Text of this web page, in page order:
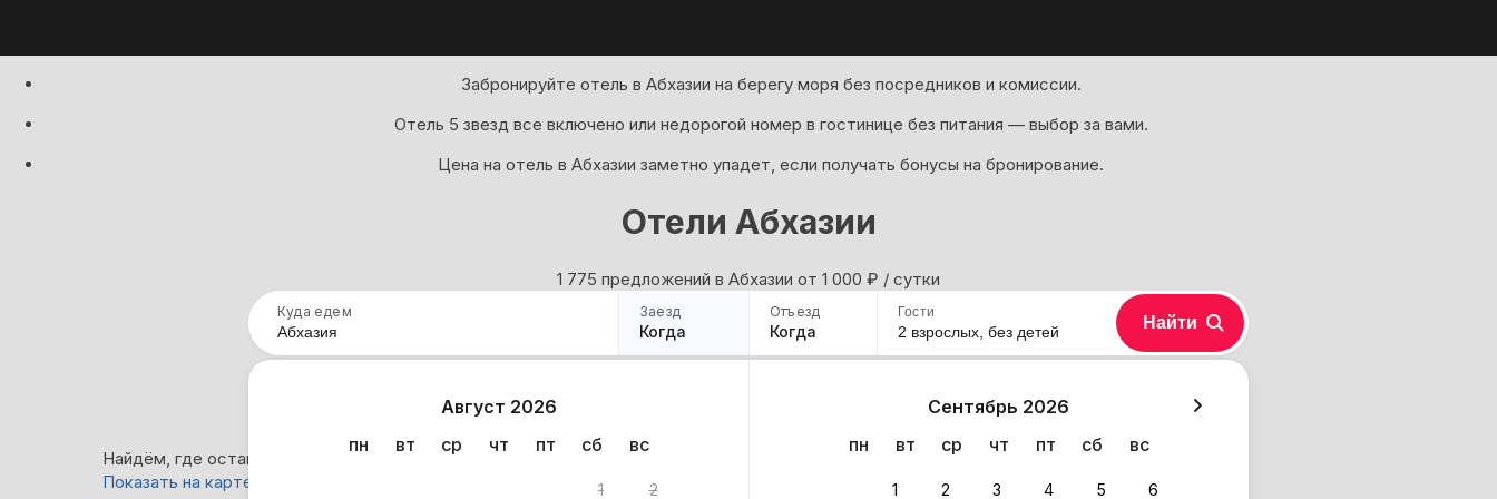
Забронируйте отель в Абхазии на берегу моря без посредников и комиссии.
Отель 5 звезд все включено или недорогой номер в гостинице без питания — выбор за вами.
Цена на отель в Абхазии заметно упадет, если получать бонусы на бронирование.
Отели Абхазии
1 775 предложений в Абхазии oт 1 000 ₽ / сутки
Куда едем Заезд
Когда
Отъезд
Когда
Август 2026
пн
вт ср чт пт сб вс
1 2
Сентябрь 2026
пн
вт ср чт пт сб вс
1 2 3 4 5 6
Гости
2 взрослых, без детей Найти
Найдём, где остановиться в Абхазии: 1 775 вариантов
Показать на карте